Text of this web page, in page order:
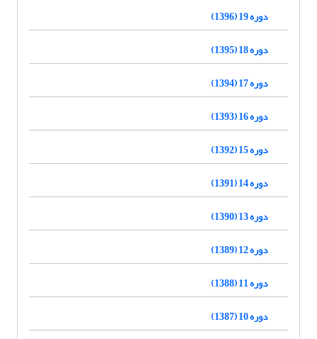
دوره 19 (1396)
دوره 18 (1395)
دوره 17 (1394)
دوره 16 (1393)
دوره 15 (1392)
دوره 14 (1391)
دوره 13 (1390)
دوره 12 (1389)
دوره 11 (1388)
دوره 10 (1387)